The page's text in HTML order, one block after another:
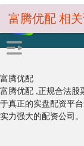
富腾优配
富腾优配 ,正规合法股
于真正的实盘配资平
实力强大的配资公司。
富腾优配 相